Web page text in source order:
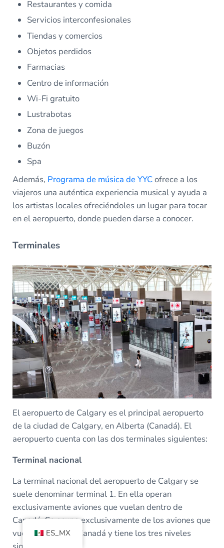
Restaurantes y comida
Servicios interconfesionales
Tiendas y comercios
Objetos perdidos
Farmacias
Centro de información
Wi-Fi gratuito
Lustrabotas
Zona de juegos
Buzón
Spa
Además, Programa de música de YYCofrece a los
viajeros una auténtica experiencia musical y ayuda a
los artistas locales ofreciéndoles un lugar para tocar
en el aeropuerto, donde pueden darse a conocer.
Terminales
El aeropuerto de Calgary es el principal aeropuerto
de la ciudad de Calgary, en Alberta (Canadá). El
aeropuerto cuenta con las dos terminales siguientes:
Terminal nacional
La terminal nacional del aeropuerto de Calgary se
suele denominar terminal 1. En ella operan
exclusivamente aviones que vuelan dentro de
Canadá. Se ocupa exclusivamente de los aviones que
vuelan dentro de Canadá y tiene los tres niveles
ES_MX